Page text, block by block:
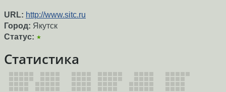
URL: http://www.sitc.ru
Город: Якутск
Статус: ★
Статистика